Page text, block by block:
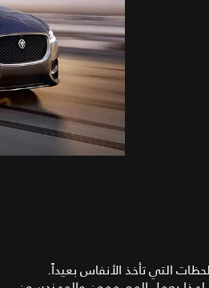
التي تأخذ الأنفاس بعيداً.